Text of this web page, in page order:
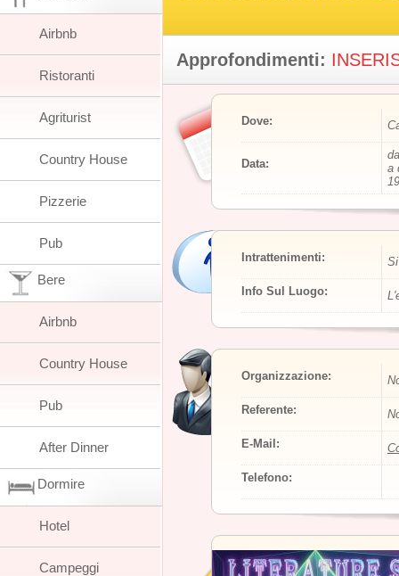
Approfondimenti:
Dove:
Data:
a
Intrattenimenti:
Info Sul Luogo:
Organizzazione:
Referente:
E-Mail:
Telefono:
Airbnb
Ristoranti
Agriturist
Country House
Pizzerie
Pub
Bere
Airbnb
Country House
Pub
After Dinner
Dormire
Hotel
Campeggi